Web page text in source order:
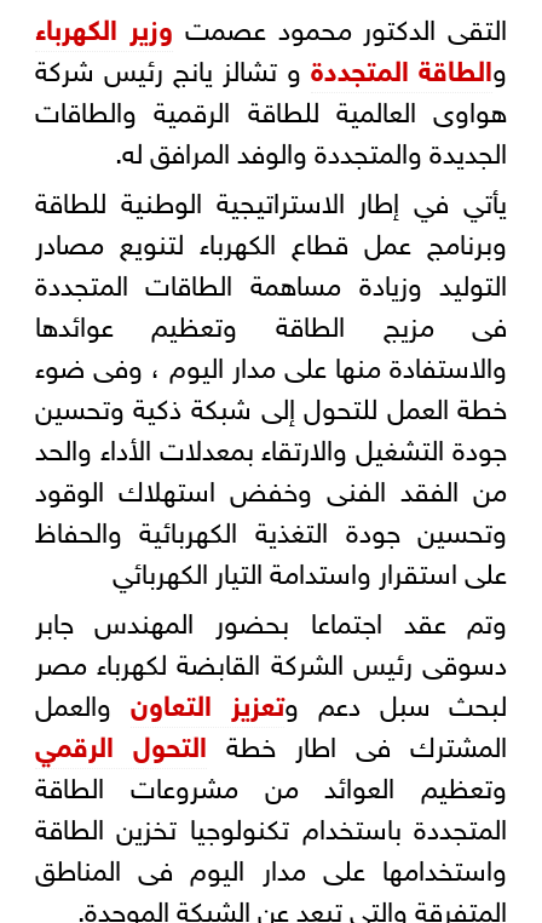
التقى الدكتور محمود عصمت وزير الكهرباء
والطاقة المتجددةو تشالز يانج رئيس شركة
هواوى العالمية للطاقة الرقمية والطاقات
الجديدة والمتجددة والوفد المرافق له.
يأتي في إطار الاستراتيجية الوطنية للطاقة
وبرنامج عمل قطاع الكهرباء لتنويع مصادر
التوليد وزيادة مساهمة الطاقات المتجددة
فى مزيج الطاقة وتعظيم عوائدها
والاستفادة منها على مدار اليوم ، وفى ضوء
خطة العمل للتحول إلى شبكة ذكية وتحسين
جودة التشغيل والارتقاء بمعدلات الأداء والحد
من الفقد الفنى وخفض استهلاك الوقود
وتحسين جودة التغذية الكهربائية والحفاظ
على استقرار واستدامة التيار الكهربائي
وتم عقد اجتماعا بحضور المهندس جابر
دسوقى رئيس الشركة القابضة لكهرباء مصر
لبحث سبل دعم وتعزيز التعاون والعمل
المشترك فى اطار خطة التحول الرقمي
وتعظيم العوائد من مشروعات الطاقة
المتجددة باستخدام تكنولوجيا تخزين الطاقة
واستخدامها على مدار اليوم فى المناطق
المتفرقة والتى تبعد عن الشبكة الموحدة.